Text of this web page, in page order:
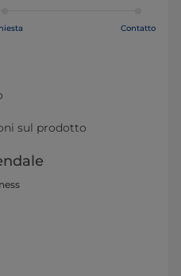
Contatto
sul prodotto